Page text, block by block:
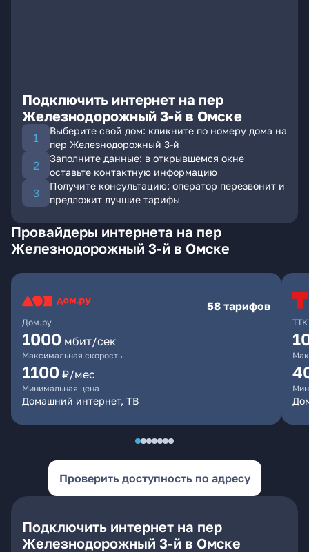
Подключить интернет на пер
Железнодорожный 3-й в Омске
Выберите свой дом: кликните по номеру дома на
пер Железнодорожный 3-й
Заполните данные: в открывшемся окне
оставьте контактную информацию
Получите консультацию: оператор перезвонит и
предложит лучшие тарифы
Провайдеры интернета на пер
Железнодорожный 3-й в Омске
Дом.ру
58 тарифов
1000 мбит/сек
Максимальная скорость
1100 ₽/мес
Минимальная цена
Домашний интернет, ТВ
ТТК
Проверить доступность по адресу
Подключить интернет на пер
Железнодорожный 3-й в Омске